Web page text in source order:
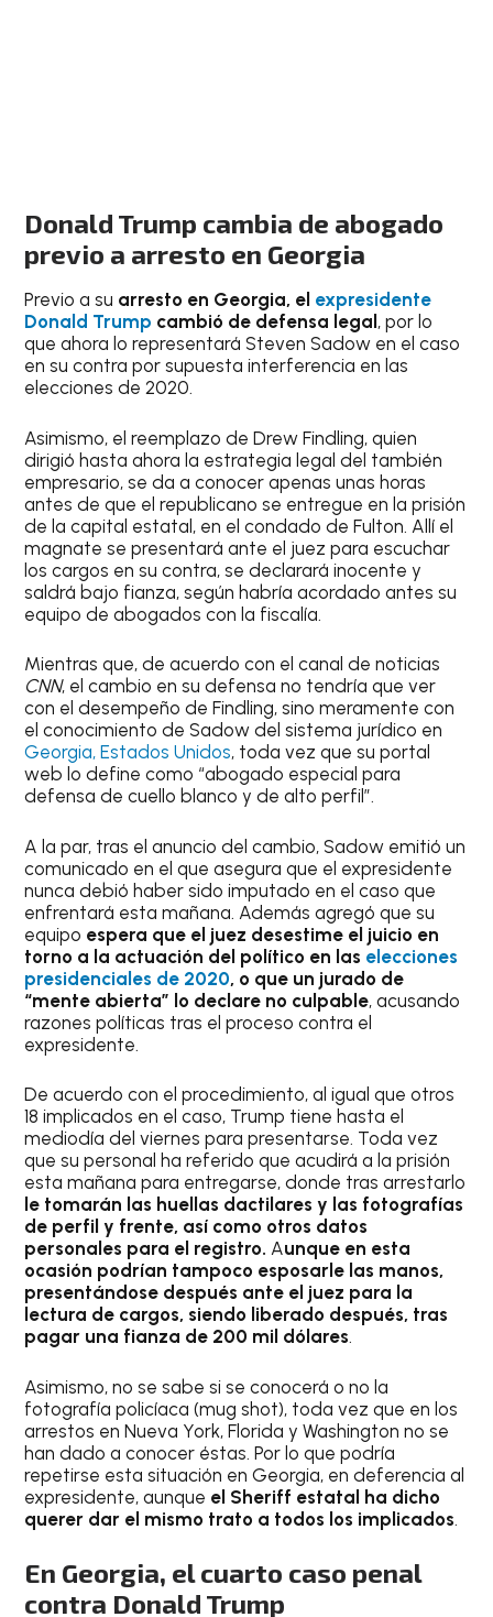
Donald Trump cambia de abogado
previo a arresto en Georgia
Previo a su arresto en Georgia, el expresidente
Donald Trump cambió de defensa legal , por lo
que ahora lo representará Steven Sadow en el caso
en su contra por supuesta interferencia en las
elecciones de 2020.
Asimismo, el reemplazo de Drew Findling, quien
dirigió hasta ahora la estrategia legal del también
empresario, se da a conocer apenas unas horas
antes de que el republicano se entregue en la prisión
de la capital estatal, en el condado de Fulton. Allí el
magnate se presentará ante el juez para escuchar
los cargos en su contra, se declarará inocente y
saldrá bajo fianza, según habría acordado antes su
equipo de abogados con la fiscalía.
Mientras que, de acuerdo con el canal de noticias
CNN, el cambio en su defensa no tendría que ver
con el desempeño de Findling, sino meramente con
el conocimiento de Sadow del sistema jurídico en
Georgia, Estados Unidos, toda vez que su portal
web lo define como “abogado especial para
defensa de cuello blanco y de alto perfil”.
A la par, tras el anuncio del cambio, Sadow emitió un
comunicado en el que asegura que el expresidente
nunca debió haber sido imputado en el caso que
enfrentará esta mañana. Además agregó que su
equipo espera que el juez desestime el juicio en
torno a la actuación del político en las elecciones
presidenciales de 2020, o que un jurado de
“mente abierta” lo declare no culpable, acusando
razones políticas tras el proceso contra el
expresidente.
De acuerdo con el procedimiento, al igual que otros
18 implicados en el caso, Trump tiene hasta el
mediodía del viernes para presentarse. Toda vez
que su personal ha referido que acudirá a la prisión
esta mañana para entregarse, donde tras arrestarlo
le tomarán las huellas dactilares y las fotografías
de perfil y frente, así como otros datos
personales para el registro. Aunque en esta
ocasión podrían tampoco esposarle las manos,
presentándose después ante el juez para la
lectura de cargos, siendo liberado después, tras
pagar una fianza de 200 mil dólares.
Asimismo, no se sabe si se conocerá o no la
fotografía policíaca (mug shot), toda vez que en los
arrestos en Nueva York, Florida y Washington no se
han dado a conocer éstas. Por lo que podría
repetirse esta situación en Georgia, en deferencia al
expresidente, aunque el Sheriff estatal ha dicho
querer dar el mismo trato a todos los implicados.
En Georgia, el cuarto caso penal
contra Donald Trump